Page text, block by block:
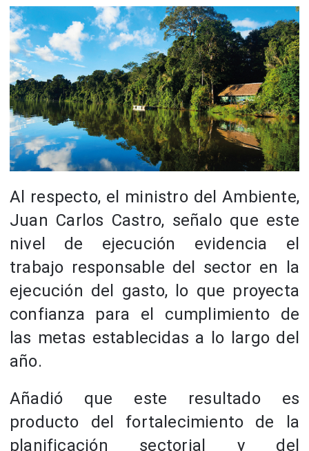
Al respecto, el ministro del Ambiente,
Juan Carlos Castro, señalo que este
nivel de ejecución evidencia el
trabajo responsable del sector en la
ejecución del gasto, lo que proyecta
confianza para el cumplimiento de
las metas establecidas a lo largo del
año.
Añadió que este resultado es
producto del fortalecimiento de la
planificación sectorial y del